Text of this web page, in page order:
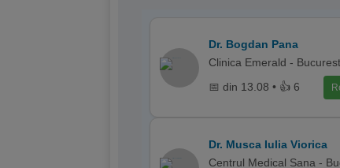
Dr. Bogdan Pana
Clinica Emerald -
📅 din 13.08 • 👍 6
Dr. Musca Iulia Viorica
Centrul Medical Sana -